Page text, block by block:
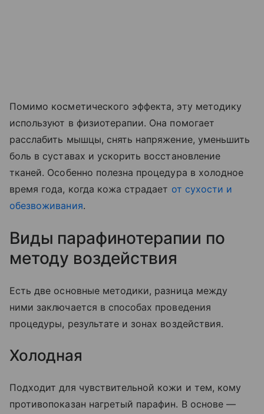
Помимо косметического эффекта, эту методику
используют в физиотерапии. Она помогает
расслабить мышцы, снять напряжение, уменьшить
боль в суставах и ускорить восстановление
тканей. Особенно полезна процедура в холодное
время года, когда кожа страдает от сухости и
обезвоживания.
Виды парафинотерапии по
методу воздействия
Есть две основные методики, разница между
ними заключается в способах проведения
процедуры, результате и зонах воздействия.
Холодная
Подходит для чувствительной кожи и тем, кому
противопоказан нагретый парафин. В основе —